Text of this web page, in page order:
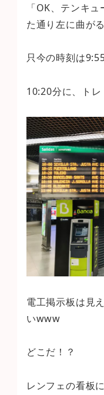
「OK、テンキ
た通り左に曲がる
只今の時刻は
10:20分に、ト
電工掲示板は見
いwww
どこだ！？
レンフェの看板